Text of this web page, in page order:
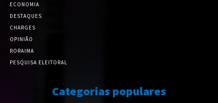
ECONOMIA
DESTAQUES
CHARGES
OPINIÃO
RORAIMA
PESQUISA ELEITORAL
Categorias populares